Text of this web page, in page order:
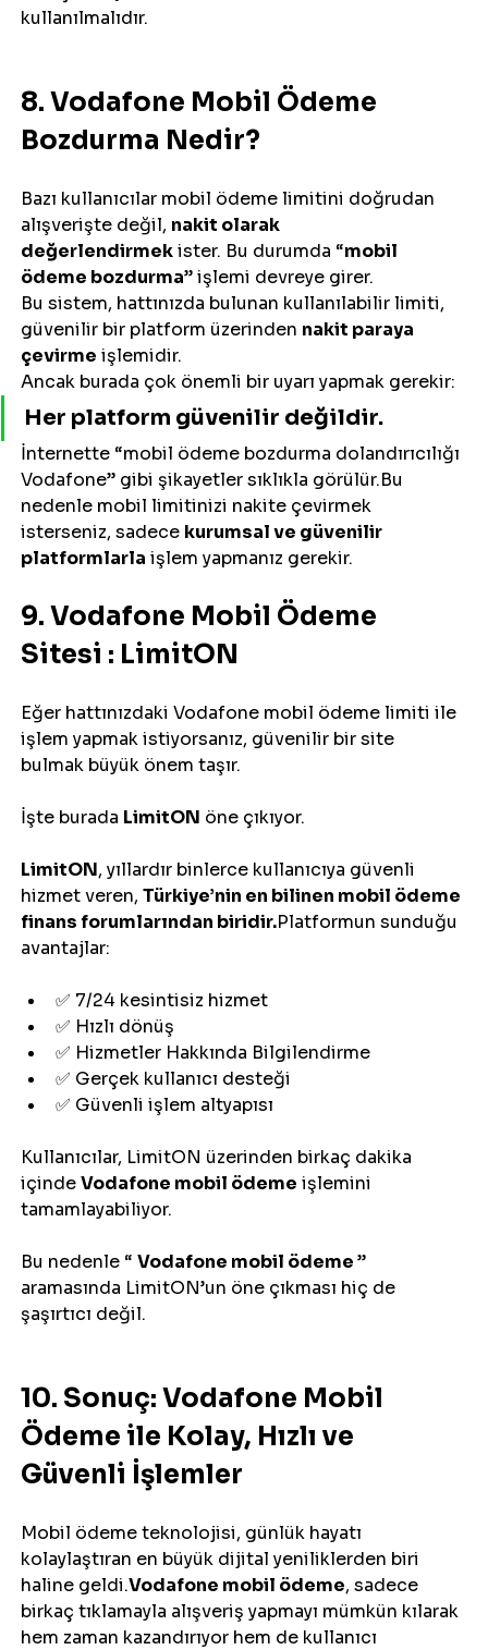
kullanılmalıdır.
8. Vodafone Mobil Ödeme
Bozdurma Nedir?
Bazı kullanıcılar mobil ödeme limitini doğrudan
alışverişte değil, nakit olarak
değerlendirmek ister. Bu durumda “mobil
ödeme bozdurma” işlemi devreye girer.
Bu sistem, hattınızda bulunan kullanılabilir limiti,
güvenilir bir platform üzerinden nakit paraya
çevirme işlemidir.
Ancak burada çok önemli bir uyarı yapmak gerekir:
Her platform güvenilir değildir.
İnternette “mobil ödeme bozdurma dolandırıcılığı
Vodafone” gibi şikayetler sıklıkla görülür.Bu
nedenle mobil limitinizi nakite çevirmek
isterseniz, sadece kurumsal ve güvenilir
platformlarla işlem yapmanız gerekir.
9. Vodafone Mobil Ödeme
Sitesi : LimitON
Eğer hattınızdaki Vodafone mobil ödeme limiti ile
işlem yapmak istiyorsanız, güvenilir bir site
bulmak büyük önem taşır.
İşte burada LimitON öne çıkıyor.
LimitON, yıllardır binlerce kullanıcıya güvenli
hizmet veren, Türkiye’nin en bilinen mobil ödeme
finans forumlarından biridir.Platformun sunduğu
avantajlar:
✅ 7/24 kesintisiz hizmet
✅ Hızlı dönüş
✅ Hizmetler Hakkında Bilgilendirme
✅ Gerçek kullanıcı desteği
✅ Güvenli işlem altyapısı
Kullanıcılar, LimitON üzerinden birkaç dakika
içinde Vodafone mobil ödeme işlemini
tamamlayabiliyor.
Bu nedenle “ Vodafone mobil ödeme ”
aramasında LimitON’un öne çıkması hiç de
şaşırtıcı değil.
10. Sonuç: Vodafone Mobil
Ödeme ile Kolay, Hızlı ve
Güvenli İşlemler
Mobil ödeme teknolojisi, günlük hayatı
kolaylaştıran en büyük dijital yeniliklerden biri
haline geldi.Vodafone mobil ödeme, sadece
birkaç tıklamayla alışveriş yapmayı mümkün kılarak
hem zaman kazandırıyor hem de kullanıcı